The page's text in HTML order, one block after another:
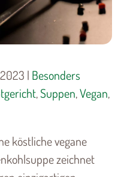
| Besonders
,Suppen,Vegan,
köstliche vegane
zeichnet